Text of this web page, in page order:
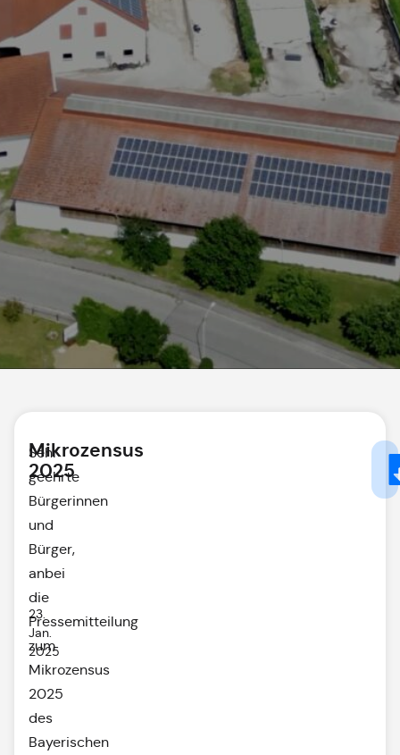
23.
Jan.
2025
Mikrozensus
2025
Sehr
geehrte
Bürgerinnen
und
Bürger,
anbei
die
Pressemitteilung
zum
Mikrozensus
2025
des
Bayerischen